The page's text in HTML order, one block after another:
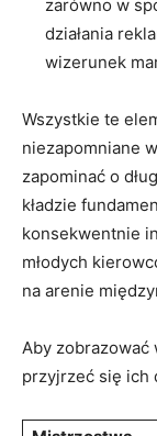
zarówno w
działania
wizerunek
Wszystkie te
niezapomniane
zapominać o
kładzie
konsekwentnie
młodych
na arenie
Aby
przyjrzeć się ich